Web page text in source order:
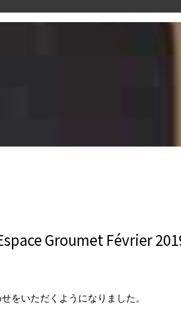
Groumet Février
をいただくようになりました。